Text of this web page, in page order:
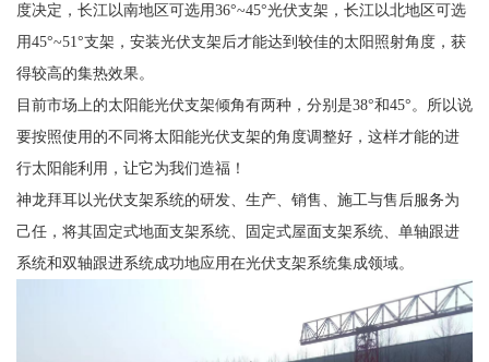
度决定，长江以南地区可选用36°~45°光伏支架，长江以北地区可选
用45°~51°支架，安装光伏支架后才能达到较佳的太阳照射角度，获
得较高的集热效果。
目前市场上的太阳能光伏支架倾角有两种，分别是38°和45°。所以说
要按照使用的不同将太阳能光伏支架的角度调整好，这样才能的进
行太阳能利用，让它为我们造福！
神龙拜耳以光伏支架系统的研发、生产、销售、施工与售后服务为
己任，将其固定式地面支架系统、固定式屋面支架系统、单轴跟进
系统和双轴跟进系统成功地应用在光伏支架系统集成领域。